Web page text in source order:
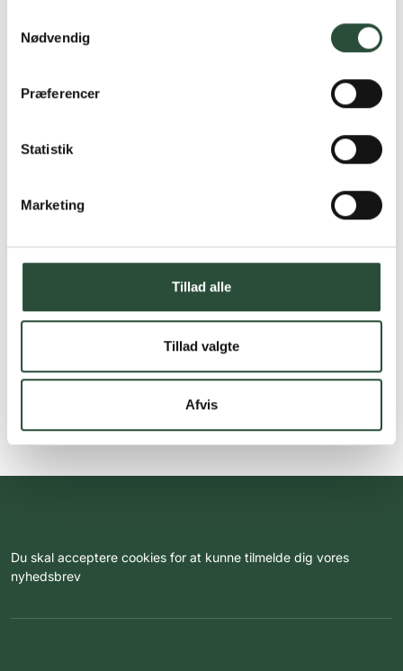
Nødvendig
Præferencer
Statistik
Marketing
Tillad alle
Tillad valgte
Afvis
Du skal acceptere cookies for at kunne tilmelde dig vores
nyhedsbrev